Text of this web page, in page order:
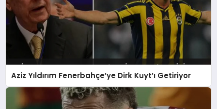
Aziz Yıldırım Fenerbahçe’ye Dirk Kuyt’ı Getiriyor